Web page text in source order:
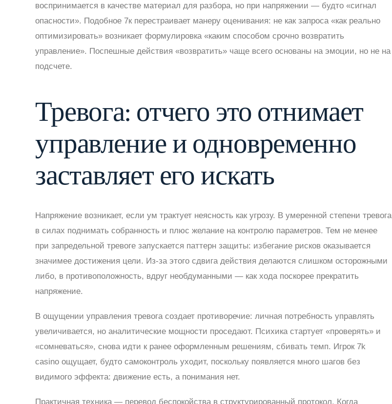
воспринимается в качестве материал для разбора, но при напряжении — будто «сигнал
опасности». Подобное 7к перестраивает манеру оценивания: не как запроса «как реально
оптимизировать» возникает формулировка «каким способом срочно возвратить
управление». Поспешные действия «возвратить» чаще всего основаны на эмоции, но не на
подсчете.
Тревога: отчего это отнимает
управление и одновременно
заставляет его искать
Напряжение возникает, если ум трактует неясность как угрозу. В умеренной степени тревога
в силах поднимать собранность и плюс желание на контролю параметров. Тем не менее
при запредельной тревоге запускается паттерн защиты: избегание рисков оказывается
значимее достижения цели. Из-за этого сдвига действия делаются слишком осторожными
либо, в противоположность, вдруг необдуманными — как хода поскорее прекратить
напряжение.
В ощущении управления тревога создает противоречие: личная потребность управлять
увеличивается, но аналитические мощности проседают. Психика стартует «проверять» и
«сомневаться», снова идти к ранее оформленным решениям, сбивать темп. Игрок 7k
casino ощущает, будто самоконтроль уходит, поскольку появляется много шагов без
видимого эффекта: движение есть, а понимания нет.
Практичная техника — перевод беспокойства в структурированный протокол. Когда